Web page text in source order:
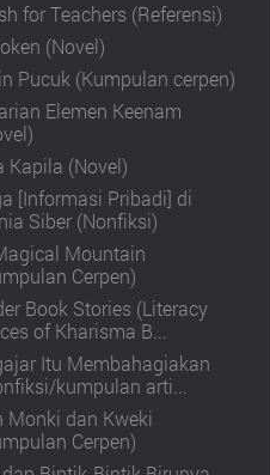
for Teachers (Referensi)
(Novel)
Pucuk (Kumpulan cerpen)
Elemen Keenam
Kapila (Novel)
[Informasi Pribadi] di
Siber (Nonfiksi)
Mountain
Cerpen)
Book Stories (Literacy
of Kharisma B...
Itu Membahagiakan
kumpulan arti...
Monki dan Kweki
Cerpen)